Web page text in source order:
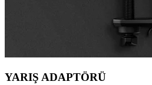
YARIŞ ADAPTÖRÜ